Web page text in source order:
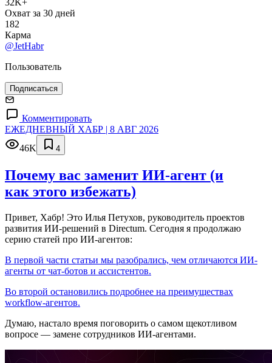
Охват за 30 дней
182
Карма
@JetHabr
Пользователь
Подписаться
Комментировать
ЕЖЕДНЕВНЫЙ ХАБР | 8 АВГ 2026
46K
4
Почему вас заменит ИИ‑агент (и
как этого избежать)
Привет, Хабр! Это Илья Петухов, руководитель проектов
развития ИИ-решений в Directum. Сегодня я продолжаю
серию статей про ИИ-агентов:
В первой части статьи мы разобрались, чем отличаются ИИ-
агенты от чат-ботов и ассистентов.
Во второй остановились подробнее на преимуществах
workflow-агентов.
Думаю, настало время поговорить о самом щекотливом
вопросе — замене сотрудников ИИ-агентами.